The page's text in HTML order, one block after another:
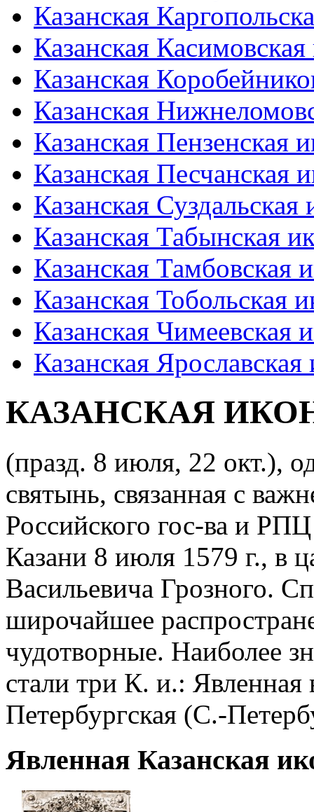
Казанская
Казанская
Казанская
Казанская
Казанская Пензенская
Казанская Песчанская
Казанская
Казанская Табынская
Казанская
Казанская Тобольская
Казанская
Казанская
КАЗАНСКАЯ
(празд. 8 июля, 22 окт.),
святынь, связанная с
Российского гос-ва и
Казани 8 июля 1579 г., в
Васильевича Грозного.
широчайшее
чудотворные. Наиболее
стали три К. и.:
Петербургская (С.-
Явленная Казанская